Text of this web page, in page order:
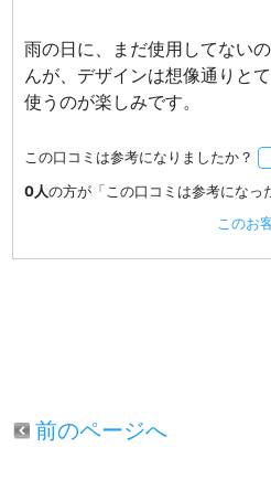
雨の日に、まだ使用してない
んが、デザインは想像通りと
使うのが楽しみです。
この口コミは参考になりましたか？
0人の方が「この口コミは参考になっ
このお
前のページへ